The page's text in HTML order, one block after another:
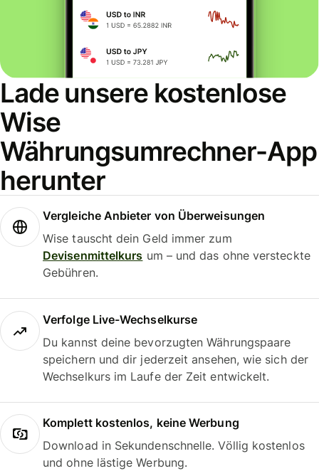
Lade unsere kostenlose
Wise
Währungsumrechner-App
herunter
Vergleiche Anbieter von Überweisungen
Wise tauscht dein Geld immer zum
Devisenmittelkurs um – und das ohne versteckte
Gebühren.
Verfolge Live-Wechselkurse
Du kannst deine bevorzugten Währungspaare
speichern und dir jederzeit ansehen, wie sich der
Wechselkurs im Laufe der Zeit entwickelt.
Komplett kostenlos, keine Werbung
Download in Sekundenschnelle. Völlig kostenlos
und ohne lästige Werbung.